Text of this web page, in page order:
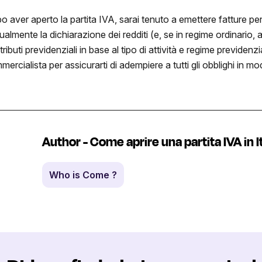
aver aperto la partita IVA, sarai tenuto a emettere fatture
la dichiarazione dei redditi (e, se in regime
previdenziali in base al tipo di attività e regime
per assicurarti di adempiere a tutti gli obblighi in
Author - Come aprire una partita IVA in
Who is Come ?